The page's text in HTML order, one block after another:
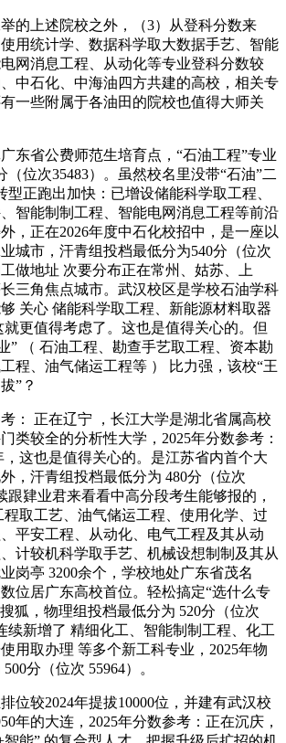
上述院校之外，（3）从登科分数来
用统计学、数据科学取大数据手艺、智能
网消息工程、从动化等专业登科分数较
中石化、中海油四方共建的高校，相关专
一些附属于各油田的院校也值得大师关
省公费师范生培育点，“石油工程”专业
（位次35483）。虽然校名里没带“石油”二
型正跑出加快：已增设储能科学取工程、
智能制制工程、智能电网消息工程等前沿
，正在2026年度中石化校招中，是一座以
城市，汗青组投档最低分为540分（位次
做地址 次要分布正在常州、姑苏、上
三角焦点城市。武汉校区是学校石油学科
关心 储能科学取工程、新能源材料取器
更值得考虑了。这也是值得关心的。但
” （ 石油工程、勘查手艺取工程、资本勘
程、油气储运工程等 ） 比力强，该校“王
”？
正在辽宁 ，长江大学是湖北省属高校
类较全的分析性大学，2025年分数参考：
，这也是值得关心的。是江苏省内首个大
，汗青组投档最低分为 480分（位次
跟肄业君来看看中高分段考生能够报的，
取工艺、油气储运工程、使用化学、过
平安工程、从动化、电气工程及其从动
计较机科学取手艺、机械设想制制及其从
岗亭 3200余个，学校地处广东省茂名
位居广东高校首位。轻松搞定“选什么专
狐，物理组投档最低分为 520分（位次
续新增了 精细化工、智能制制工程、化工
用取办理 等多个新工科专业，2025年物
分（位次 55964）。
较2024年提拔10000位，并建有武汉校
年的大连，2025年分数参考：正在沉庆，